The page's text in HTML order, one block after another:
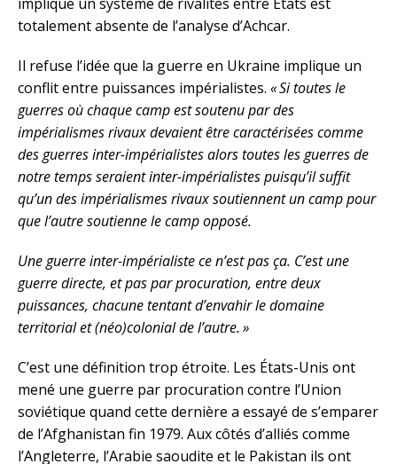
totalement absente de l’analyse d’Achcar.
Il refuse l’idée que la guerre en Ukraine implique un
conflit entre puissances impérialistes. « Si toutes le
guerres où chaque camp est soutenu par des
impérialismes rivaux devaient être caractérisées comme
des guerres inter-impérialistes alors toutes les guerres de
notre temps seraient inter-impérialistes puisqu’il suffit
qu’un des impérialismes rivaux soutiennent un camp pour
que l’autre soutienne le camp opposé.
Une guerre inter-impérialiste ce n’est pas ça. C’est une
guerre directe, et pas par procuration, entre deux
puissances, chacune tentant d’envahir le domaine
territorial et (néo)colonial de l’autre. »
C’est une définition trop étroite. Les États-Unis ont
mené une guerre par procuration contre l’Union
soviétique quand cette dernière a essayé de s’emparer
de l’Afghanistan fin 1979. Aux côtés d’alliés comme
l’Angleterre, l’Arabie saoudite et le Pakistan ils ont